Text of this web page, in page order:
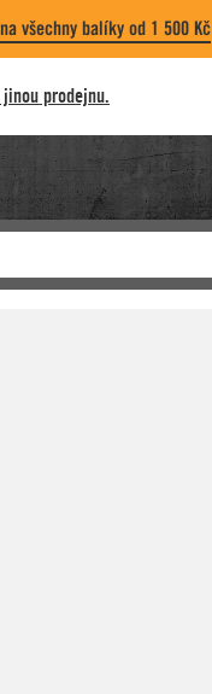
všechny balíky od 1 500 Kč
jinou prodejnu.